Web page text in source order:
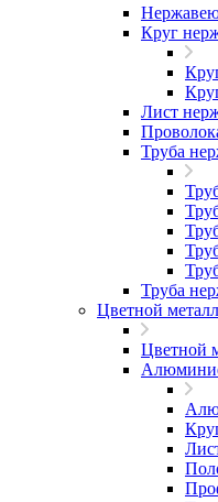
Круг
Лист
Труба
Труба
Цветной металл
Цветной